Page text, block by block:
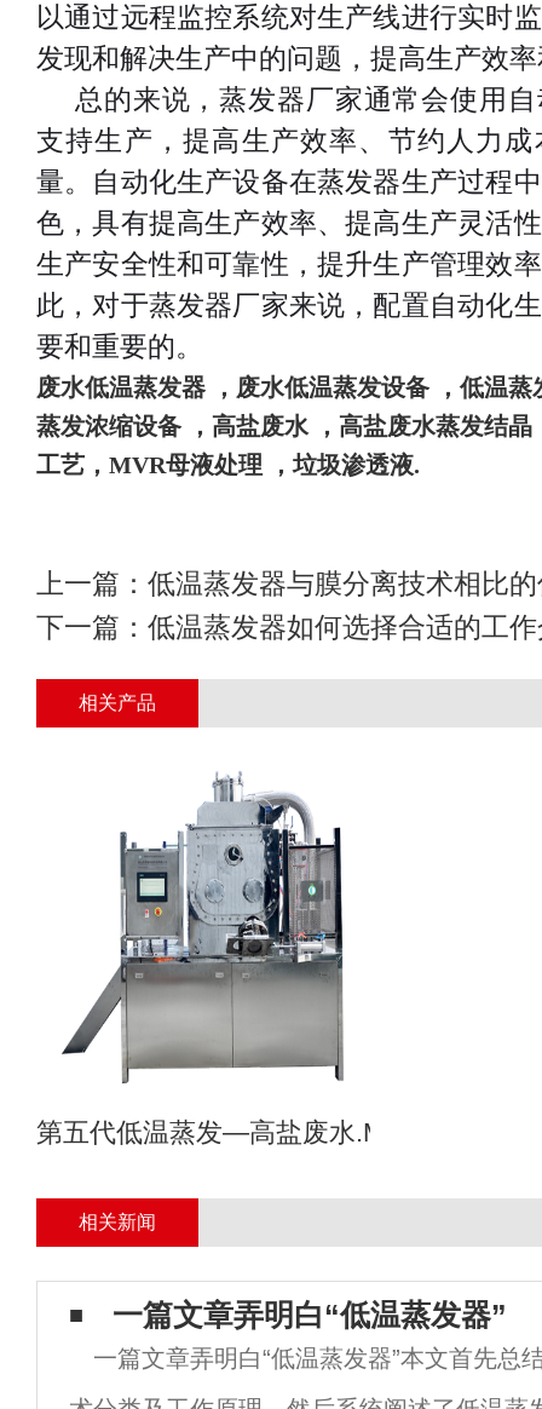
以通过远程监控系统对生产线进行实时
发现和解决生产中的问题，提高生产效
总的来说，蒸发器厂家通常会使用
支持生产，提高生产效率、节约人力
量。自动化生产设备在蒸发器生产过程
色，具有提高生产效率、提高生产灵活
生产安全性和可靠性，提升生产管理效
此，对于蒸发器厂家来说，配置自动化
要和重要的。
废水低温蒸发器 ，废水低温蒸发设备 ， 低温蒸
蒸发浓缩设备
，高盐废水
，高盐废水蒸发结晶
工艺， MVR母液处理 ，垃圾渗透液.
上一篇： 低温蒸发器与膜分离技术相比
下一篇： 低温蒸发器如何选择合适的工
相关产品
第五代低温蒸发—高盐废水.MVR母液专业
相关新闻
一篇文章弄明白“低温蒸发器”
一篇文章弄明白“低温蒸发器”本文首先总